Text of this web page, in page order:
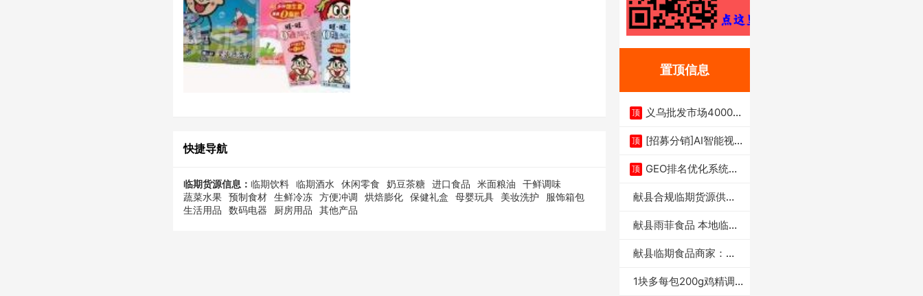
快捷导航
临期货源信息： 临期饮料 临期酒水 休闲零食 奶豆茶糖 进口食品 米面粮油
干鲜调味
蔬菜水果 预制食材 生鲜冷冻 方便冲调 烘焙膨化 保健礼盒 母婴玩具 美妆洗护
服饰箱包
生活用品
数码电器 厨房用品 其他产品
置顶信息
顶
义乌批发市场4000多
顶 [招募分销]AI智能视
顶 GEO排名优化系统+A
献县合规临期货源供货
献县雨菲食品 本地临期
献县临期食品商家：献
1块多每包200g鸡精调